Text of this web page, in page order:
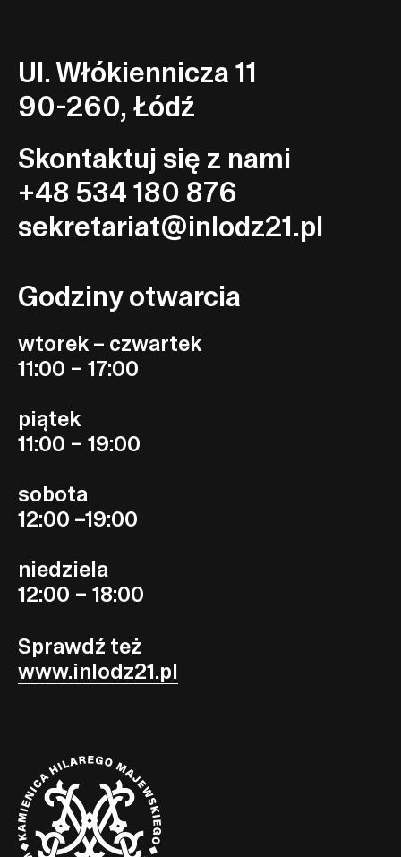
Ul. Włókiennicza 11
90-260, Łódź
Skontaktuj się z nami
+48 534 180 876
sekretariat@inlodz21.pl
Godziny otwarcia
wtorek – czwartek
11:00 – 17:00
piątek
11:00 – 19:00
sobota
12:00 –19:00
niedziela
12:00 – 18:00
Sprawdź też
www.inlodz21.pl